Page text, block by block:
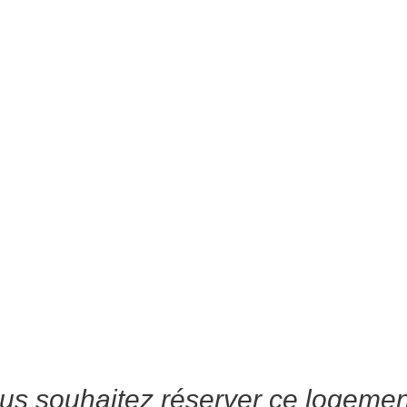
souhaitez réserver ce